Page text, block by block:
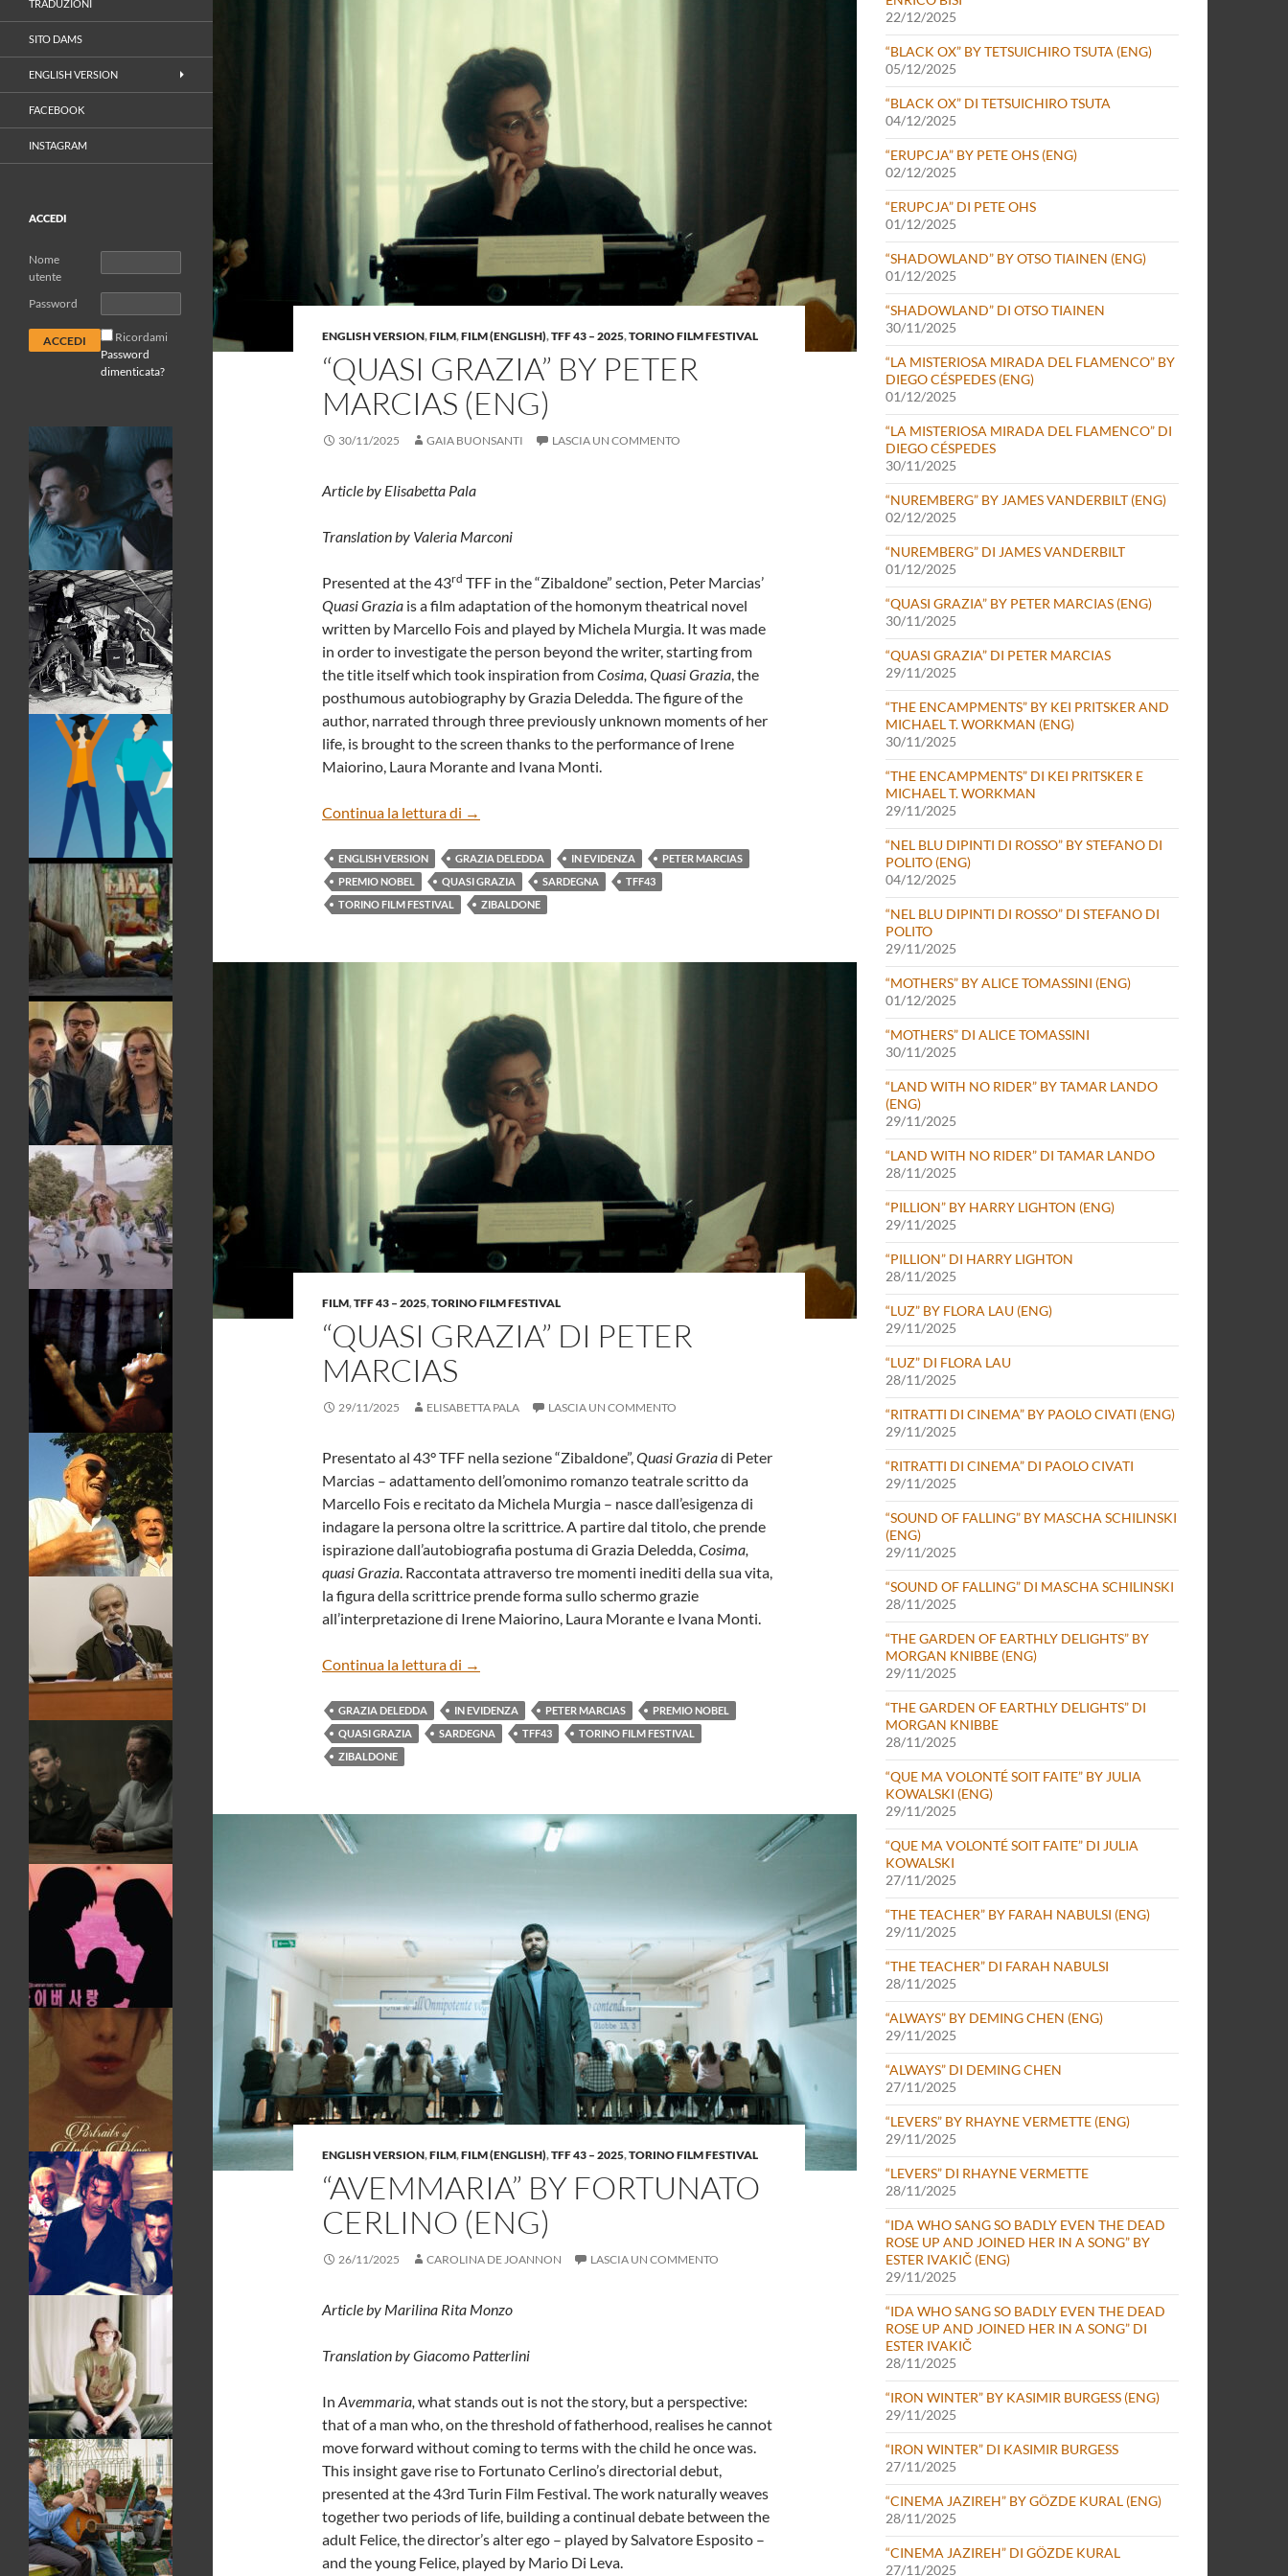
ENGLISH VERSION,FILM,FILM (ENGLISH),TFF 43 – 2025,TORINO FILM FESTIVAL
“QUASI GRAZIA” BY PETER
MARCIAS (ENG)
30/11/2025 GAIA BUONSANTI LASCIA UN COMMENTO
Article by Elisabetta Pala
Translation by Valeria Marconi
Presented at the 43rd TFF in the “Zibaldone” section, Peter Marcias’
Quasi Grazia is a film adaptation of the homonym theatrical novel
written by Marcello Fois and played by Michela Murgia. It was made
in order to investigate the person beyond the writer, starting from
the title itself which took inspiration fromCosima, Quasi Grazia, the
posthumous autobiography by Grazia Deledda. The figure of the
author, narrated through three previously unknown moments of her
life, is brought to the screen thanks to the performance of Irene
Maiorino, Laura Morante and Ivana Monti.
Continua la lettura di “QUASI GRAZIA” BY PETER MARCIAS (ENG)
→
ENGLISH VERSION GRAZIA DELEDDA IN EVIDENZA
PETER MARCIAS
PREMIO NOBEL
QUASI GRAZIA SARDEGNA
TFF43
TORINO FILM FESTIVAL
ZIBALDONE
FILM,TFF 43 – 2025,TORINO FILM FESTIVAL
“QUASI GRAZIA” DI PETER
MARCIAS
29/11/2025 ELISABETTA PALA LASCIA UN COMMENTO
Presentato al 43° TFF nella sezione “Zibaldone”,Quasi Graziadi Peter
Marcias – adattamento dell’omonimo romanzo teatrale scritto da
Marcello Fois e recitato da Michela Murgia – nasce dall’esigenza di
indagare la persona oltre la scrittrice. A partire dal titolo, che prende
ispirazione dall’autobiografia postuma di Grazia Deledda,Cosima,
quasi Grazia. Raccontata attraverso tre momenti inediti della sua vita,
la figura della scrittrice prende forma sullo schermo grazie
all’interpretazione di Irene Maiorino, Laura Morante e Ivana Monti.
Continua la lettura di “QUASI GRAZIA” DI PETER MARCIAS
→
GRAZIA DELEDDA IN EVIDENZA PETER MARCIAS
PREMIO NOBEL
QUASI GRAZIA
SARDEGNA TFF43
TORINO FILM FESTIVAL
ZIBALDONE
ENGLISH VERSION,FILM,FILM (ENGLISH),TFF 43 – 2025,TORINO FILM FESTIVAL
“AVEMMARIA” BY FORTUNATO
CERLINO (ENG)
26/11/2025 CAROLINA DE JOANNON LASCIA UN COMMENTO
Article by Marilina Rita Monzo
Translation by Giacomo Patterlini
In Avemmaria, what stands out is not the story, but a perspective:
that of a man who, on the threshold of fatherhood, realises he cannot
move forward without coming to terms with the child he once was.
This insight gave rise to Fortunato Cerlino’s directorial debut,
presented at the 43rd Turin Film Festival. The work naturally weaves
together two periods of life, building a continual debate between the
adult Felice, the director’s alter ego – played by Salvatore Esposito –
and the young Felice, played by Mario Di Leva.
22/12/2025
“BLACK OX” BY TETSUICHIRO TSUTA (ENG)
05/12/2025
“BLACK OX” DI TETSUICHIRO TSUTA
04/12/2025
“ERUPCJA” BY PETE OHS (ENG)
02/12/2025
“ERUPCJA” DI PETE OHS
01/12/2025
“SHADOWLAND” BY OTSO TIAINEN (ENG)
01/12/2025
“SHADOWLAND” DI OTSO TIAINEN
30/11/2025
“LA MISTERIOSA MIRADA DEL FLAMENCO” BY
DIEGO CÉSPEDES (ENG)
01/12/2025
“LA MISTERIOSA MIRADA DEL FLAMENCO” DI
DIEGO CÉSPEDES
30/11/2025
“NUREMBERG” BY JAMES VANDERBILT (ENG)
02/12/2025
“NUREMBERG” DI JAMES VANDERBILT
01/12/2025
“QUASI GRAZIA” BY PETER MARCIAS (ENG)
30/11/2025
“QUASI GRAZIA” DI PETER MARCIAS
29/11/2025
“THE ENCAMPMENTS” BY KEI PRITSKER AND
MICHAEL T. WORKMAN (ENG)
30/11/2025
“THE ENCAMPMENTS” DI KEI PRITSKER E
MICHAEL T. WORKMAN
29/11/2025
“NEL BLU DIPINTI DI ROSSO” BY STEFANO DI
POLITO (ENG)
04/12/2025
“NEL BLU DIPINTI DI ROSSO” DI STEFANO DI
POLITO
29/11/2025
“MOTHERS” BY ALICE TOMASSINI (ENG)
01/12/2025
“MOTHERS” DI ALICE TOMASSINI
30/11/2025
“LAND WITH NO RIDER” BY TAMAR LANDO
(ENG)
29/11/2025
“LAND WITH NO RIDER” DI TAMAR LANDO
28/11/2025
“PILLION” BY HARRY LIGHTON (ENG)
29/11/2025
“PILLION” DI HARRY LIGHTON
28/11/2025
“LUZ” BY FLORA LAU (ENG)
29/11/2025
“LUZ” DI FLORA LAU
28/11/2025
“RITRATTI DI CINEMA” BY PAOLO CIVATI (ENG)
29/11/2025
“RITRATTI DI CINEMA” DI PAOLO CIVATI
29/11/2025
“SOUND OF FALLING” BY MASCHA SCHILINSKI
(ENG)
29/11/2025
“SOUND OF FALLING” DI MASCHA SCHILINSKI
28/11/2025
“THE GARDEN OF EARTHLY DELIGHTS” BY
MORGAN KNIBBE (ENG)
29/11/2025
“THE GARDEN OF EARTHLY DELIGHTS” DI
MORGAN KNIBBE
28/11/2025
“QUE MA VOLONTÉ SOIT FAITE” BY JULIA
KOWALSKI (ENG)
29/11/2025
“QUE MA VOLONTÉ SOIT FAITE” DI JULIA
KOWALSKI
27/11/2025
“THE TEACHER” BY FARAH NABULSI (ENG)
29/11/2025
“THE TEACHER” DI FARAH NABULSI
28/11/2025
“ALWAYS” BY DEMING CHEN (ENG)
29/11/2025
“ALWAYS” DI DEMING CHEN
27/11/2025
“LEVERS” BY RHAYNE VERMETTE (ENG)
29/11/2025
“LEVERS” DI RHAYNE VERMETTE
28/11/2025
“IDA WHO SANG SO BADLY EVEN THE DEAD
ROSE UP AND JOINED HER IN A SONG” BY
ESTER IVAKIČ (ENG)
29/11/2025
“IDA WHO SANG SO BADLY EVEN THE DEAD
ROSE UP AND JOINED HER IN A SONG” DI
ESTER IVAKIČ
28/11/2025
“IRON WINTER” BY KASIMIR BURGESS (ENG)
29/11/2025
“IRON WINTER” DI KASIMIR BURGESS
27/11/2025
“CINEMA JAZIREH” BY GÖZDE KURAL (ENG)
28/11/2025
“CINEMA JAZIREH” DI GÖZDE KURAL
27/11/2025
TRADUZIONI
SITO DAMS
ENGLISH VERSION
FACEBOOK
INSTAGRAM
ACCEDI
Nome
utente
Password
Ricordami
Password
dimenticata?